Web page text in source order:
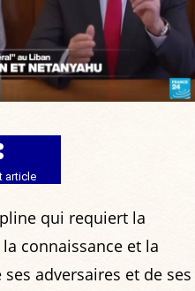
article
qui requiert la
connaissance et la
adversaires et de ses